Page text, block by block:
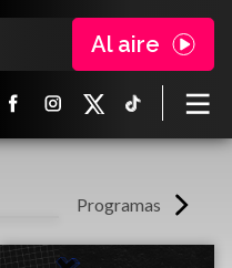
Al aire
Programas